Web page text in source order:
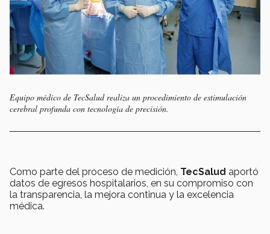
Equipo médico de TecSalud realiza un procedimiento de estimulación
cerebral profunda con tecnología de precisión.
Como parte del proceso de medición, TecSalud aportó
datos de egresos hospitalarios, en su compromiso con
la transparencia, la mejora continua y la excelencia
médica.